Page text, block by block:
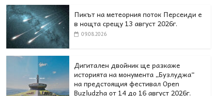
Пикът на метеорния поток Персеиди е
в нощта срещу 13 август 2026г.
09.08.2026
Дигитален двойник ще разкаже
историята на монумента „Бузлуджа“
на предстоящия фестивал Open
Buzludzha от 14 до 16 август 2026г.